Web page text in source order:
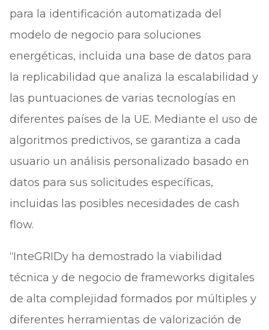
para la identificación automatizada del
modelo de negocio para soluciones
energéticas, incluida una base de datos para
la replicabilidad que analiza la escalabilidad y
las puntuaciones de varias tecnologías en
diferentes países de la UE. Mediante el uso de
algoritmos predictivos, se garantiza a cada
usuario un análisis personalizado basado en
datos para sus solicitudes específicas,
incluidas las posibles necesidades de cash
flow.
“InteGRIDy ha demostrado la viabilidad
técnica y de negocio de frameworks digitales
de alta complejidad formados por múltiples y
diferentes herramientas de valorización de